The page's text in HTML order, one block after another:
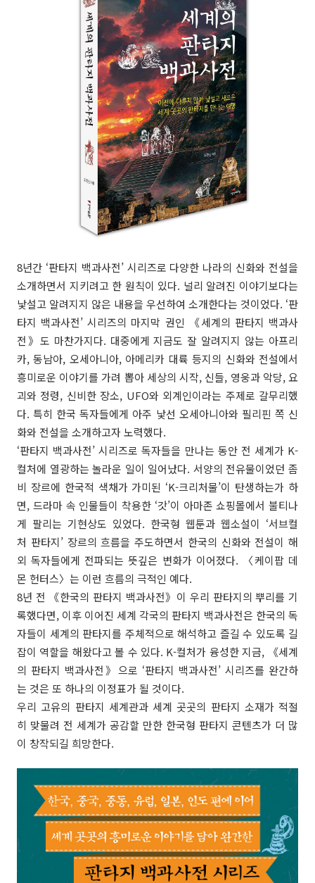
8년간 ‘판타지 백과사전’ 시리즈로 다양한 나라의 신화와 전설을
소개하면서 지키려고 한 원칙이 있다. 널리 알려진 이야기보다는
낯설고 알려지지 않은 내용을 우선하여 소개한다는 것이었다. ‘판
타지 백과사전’ 시리즈의 마지막 권인 《세계의 판타지 백과사
전》도 마찬가지다. 대중에게 지금도 잘 알려지지 않는 아프리
카, 동남아, 오세아니아, 아메리카 대륙 등지의 신화와 전설에서
흥미로운 이야기를 가려 뽑아 세상의 시작, 신들, 영웅과 악당, 요
괴와 정령, 신비한 장소, UFO와 외계인이라는 주제로 갈무리했
다. 특히 한국 독자들에게 아주 낯선 오세아니아와 필리핀 쪽 신
화와 전설을 소개하고자 노력했다.
‘판타지 백과사전’ 시리즈로 독자들을 만나는 동안 전 세계가 K-
컬처에 열광하는 놀라운 일이 일어났다. 서양의 전유물이었던 좀
비 장르에 한국적 색채가 가미된 ‘K-크리처물’이 탄생하는가 하
면, 드라마 속 인물들이 착용한 ‘갓’이 아마존 쇼핑몰에서 불티나
게 팔리는 기현상도 있었다. 한국형 웹툰과 웹소설이 ‘서브컬
처 판타지’ 장르의 흐름을 주도하면서 한국의 신화와 전설이 해
외 독자들에게 전파되는 뜻깊은 변화가 이어졌다. 〈케이팝 데
몬 헌터스〉는 이런 흐름의 극적인 예다.
8년 전 《한국의 판타지 백과사전》이 우리 판타지의 뿌리를 기
록했다면, 이후 이어진 세계 각국의 판타지 백과사전은 한국의 독
자들이 세계의 판타지를 주체적으로 해석하고 즐길 수 있도록 길
잡이 역할을 해왔다고 볼 수 있다. K-컬처가 융성한 지금, 《세계
의 판타지 백과사전》으로 ‘판타지 백과사전’ 시리즈를 완간하
는 것은 또 하나의 이정표가 될 것이다.
우리 고유의 판타지 세계관과 세계 곳곳의 판타지 소재가 적절
히 맞물려 전 세계가 공감할 만한 한국형 판타지 콘텐츠가 더 많
이 창작되길 희망한다.